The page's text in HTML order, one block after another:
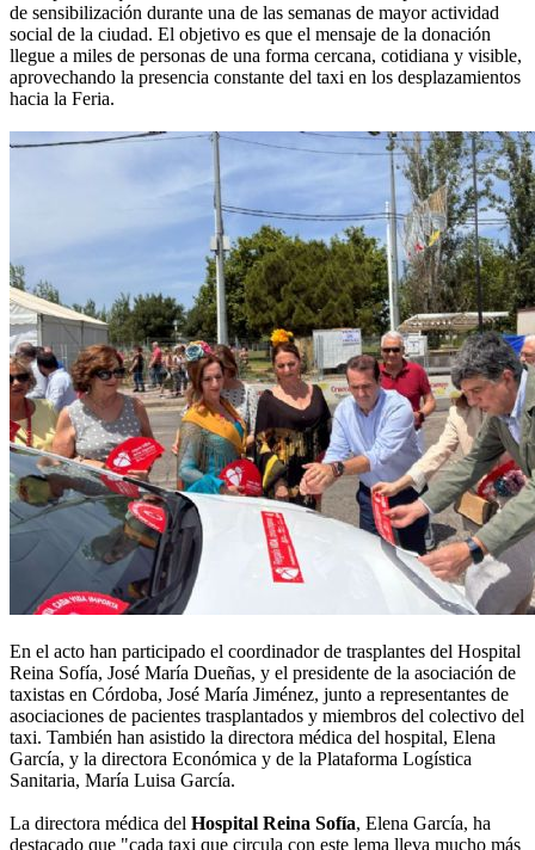
de sensibilización durante una de las semanas de mayor actividad
social de la ciudad. El objetivo es que el mensaje de la donación
llegue a miles de personas de una forma cercana, cotidiana y visible,
aprovechando la presencia constante del taxi en los desplazamientos
hacia la Feria.
En el acto han participado el coordinador de trasplantes del Hospital
Reina Sofía, José María Dueñas, y el presidente de la asociación de
taxistas en Córdoba, José María Jiménez, junto a representantes de
asociaciones de pacientes trasplantados y miembros del colectivo del
taxi. También han asistido la directora médica del hospital, Elena
García, y la directora Económica y de la Plataforma Logística
Sanitaria, María Luisa García.
La directora médica del Hospital Reina Sofía, Elena García, ha
destacado que "cada taxi que circula con este lema lleva mucho más